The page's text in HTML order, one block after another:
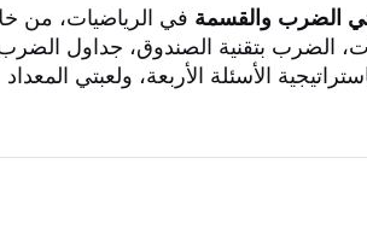
الضرب والقسمة في الرياضيات، من
الضرب بتقنية الصندوق، جداول
الأسئلة الأربعة، ولعبتي المعداد